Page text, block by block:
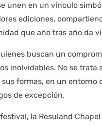
unen en un vínculo
ediciones,
que año tras año da
buscan un
inolvidables. No se trata
formas, en un entorno
de excepción.
la Resuland